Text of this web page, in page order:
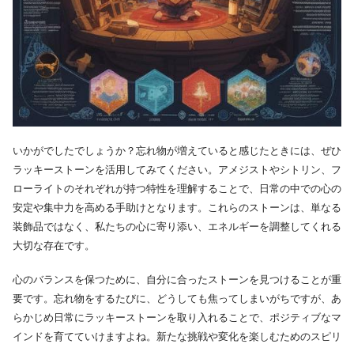
いかがでしたでしょうか？忘れ物が増えていると感じたときには、ぜひ
ラッキーストーンを活用してみてください。アメジストやシトリン、フ
ローライトのそれぞれが持つ特性を理解することで、日常の中での心の
安定や集中力を高める手助けとなります。これらのストーンは、単なる
装飾品ではなく、私たちの心に寄り添い、エネルギーを調整してくれる
大切な存在です。
心のバランスを保つために、自分に合ったストーンを見つけることが重
要です。忘れ物をするたびに、どうしても焦ってしまいがちですが、あ
らかじめ日常にラッキーストーンを取り入れることで、ポジティブなマ
インドを育てていけますよね。新たな挑戦や変化を楽しむためのスピリ